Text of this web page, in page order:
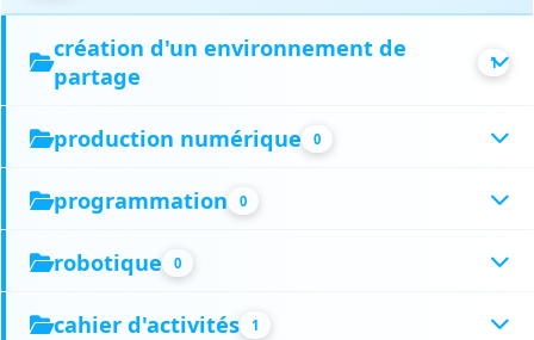
création d'un environnement de
partage
1
production numérique 0
programmation 0
robotique 0
cahier d'activités 1